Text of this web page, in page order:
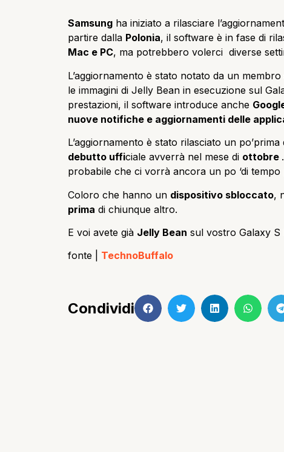
Samsung ha iniziato a rilasciare
partire dalla Polonia, il software è in fase di
Mac e PC, ma potrebbero volerci diverse
L’aggiornamento è stato notato da un membro
le immagini di Jelly Bean in esecuzione sul
prestazioni, il software introduce anche
nuove notifiche e aggiornamenti delle
L’aggiornamento è stato rilasciato un
debutto ufficiale avverrà nel mese di ottobre .
probabile che ci vorrà ancora un po ‘di
Coloro che hanno un dispositivo sbloccato,
prima di chiunque altro.
E voi avete già Jelly Bean sul vostro Galaxy S
fonte | TechnoBuffalo
Condividi